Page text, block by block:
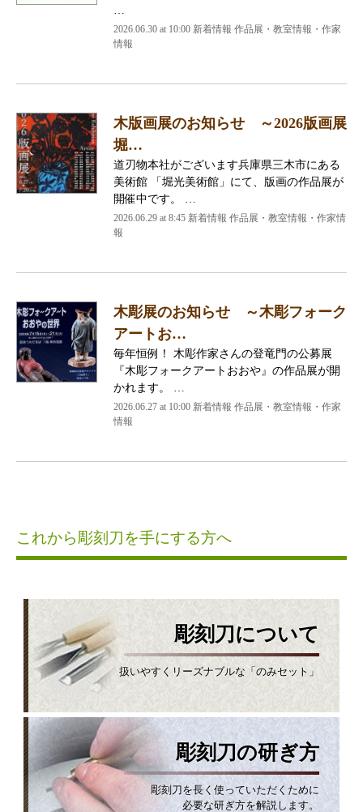
2026.06.30 at 10:00 新着情報 作品展・教室情報・作家
情報
木版画展のお知らせ ～2026版画展
堀…
道刃物本社がございます兵庫県三木市にある
美術館 「堀光美術館」にて、版画の作品展が
開催中です。 …
2026.06.29 at 8:45 新着情報 作品展・教室情報・作家情
報
木彫展のお知らせ ～木彫フォーク
アートお…
毎年恒例！ 木彫作家さんの登竜門の公募展
『木彫フォークアートおおや』の作品展が開
かれます。 …
2026.06.27 at 10:00 新着情報 作品展・教室情報・作家
情報
これから彫刻刀を手にする方へ
彫刻刀について
扱いやすくリーズナブルな「のみセット」
彫刻刀の研ぎ方
彫刻刀を長く使っていただくために
必要な研ぎ方を解説します。